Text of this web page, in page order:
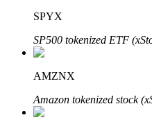
Prêts
SPYX
SP500 tokenized ETF
AMZNX
Amazon tokenized stock